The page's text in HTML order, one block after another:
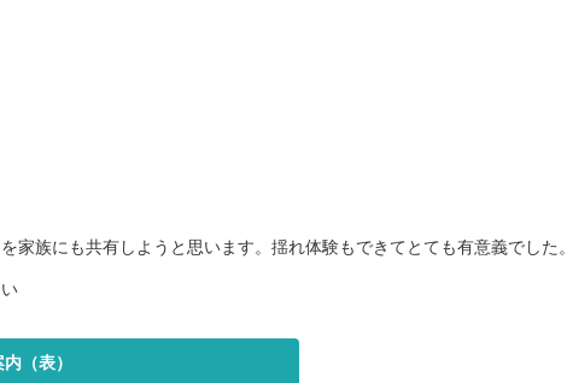
族にも共有しようと思います。揺れ体験もできてとても有意義でした。
（表）